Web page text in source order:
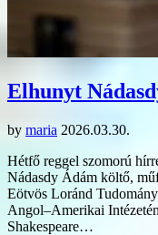
Elhunyt
by maria 2026.03.30.
Hétfő reggel szomorú
Nádasdy Ádám költő,
Eötvös Loránd
Angol–Amerikai
Shakespeare…